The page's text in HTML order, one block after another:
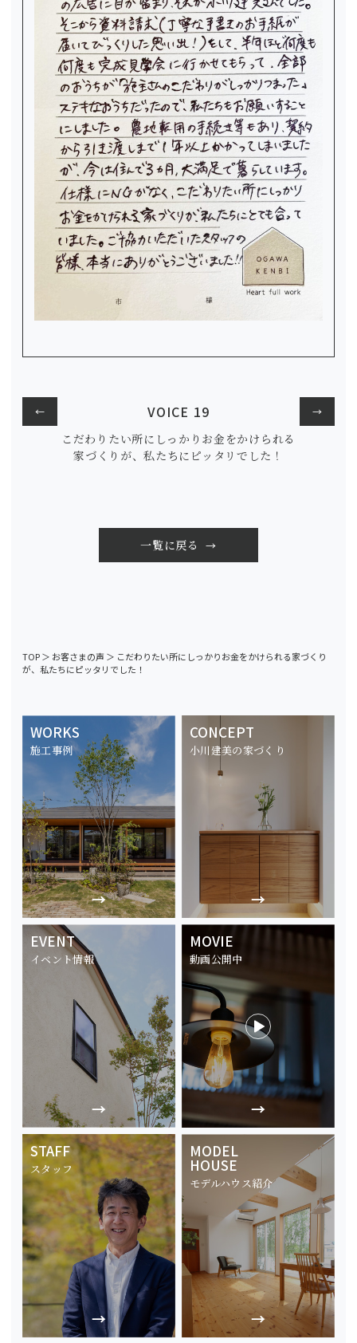
← VOICE 19
こだわりたい所にしっかりお金をかけられる
家づくりが、私たちにピッタリでした！
→
一覧に戻る
TOP＞ お客さまの声 ＞ こだわりたい所にしっかりお金をかけられる家づくり
が、私たちにピッタリでした！
WORKS
施工事例
CONCEPT
小川建美の家づくり
EVENT
イベント情報
MOVIE
動画公開中
STAFF
スタッフ
MODEL
HOUSE
モデルハウス紹介